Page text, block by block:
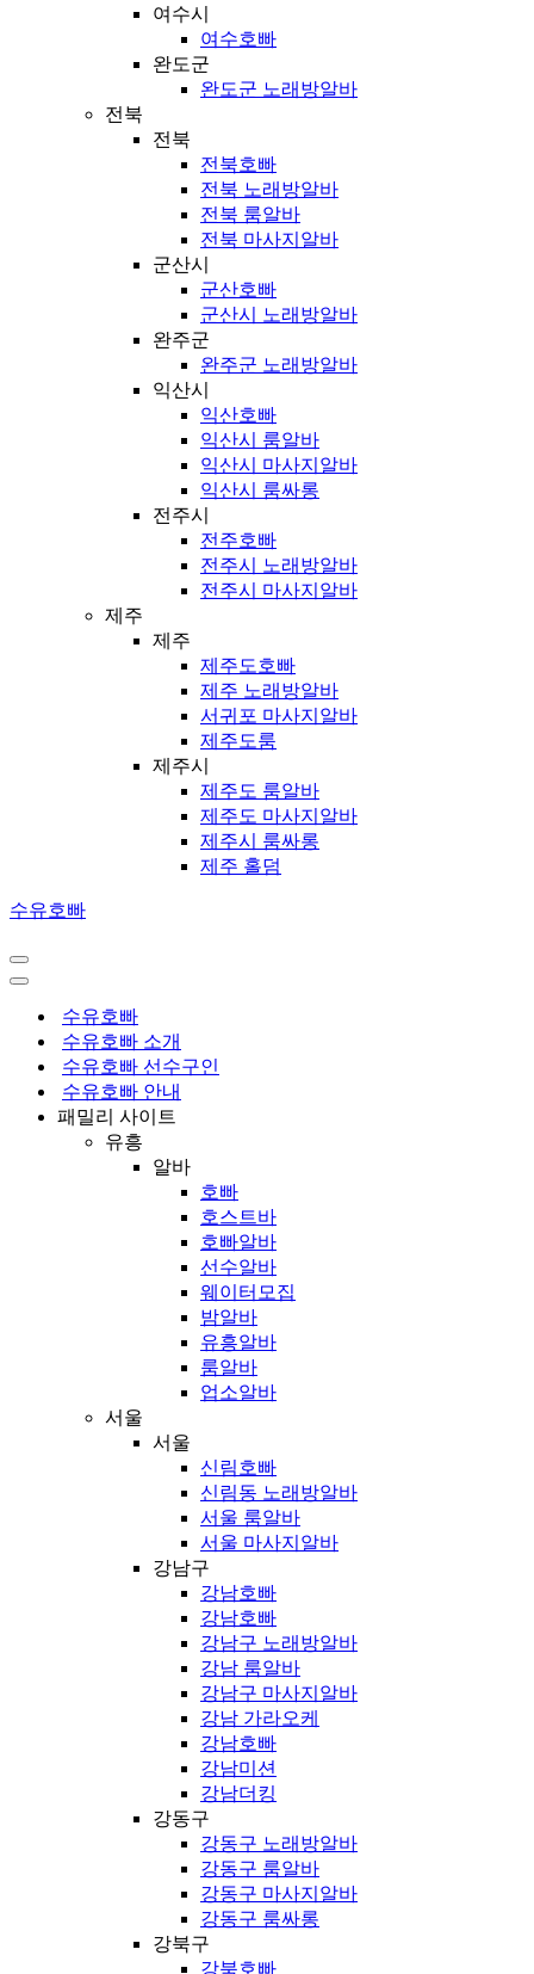
여수시
여수호빠
완도군
완도군 노래방알바
전북
전북
전북호빠
전북 노래방알바
전북 룸알바
전북 마사지알바
군산시
군산호빠
군산시 노래방알바
완주군
완주군 노래방알바
익산시
익산호빠
익산시 룸알바
익산시 마사지알바
익산시 룸싸롱
전주시
전주호빠
전주시 노래방알바
전주시 마사지알바
제주
제주
제주도호빠
제주 노래방알바
서귀포 마사지알바
제주도룸
제주시
제주도 룸알바
제주도 마사지알바
제주시 룸싸롱
제주 홀덤
수유호빠
내
비
내
수유호빠
수유호빠 소개
수유호빠 선수구인
수유호빠 안내
패밀리 사이트
유흥
알바
호빠
호스트바
호빠알바
선수알바
웨이터모집
밤알바
유흥알바
룸알바
업소알바
서울
서울
신림호빠
신림동 노래방알바
서울 룸알바
서울 마사지알바
강남구
강남호빠
강남호빠
강남구 노래방알바
강남 룸알바
강남구 마사지알바
강남 가라오케
강남호빠
강남미션
강남더킹
강동구
강동구 노래방알바
강동구 룸알바
강동구 마사지알바
강동구 룸싸롱
강북구
강북호빠